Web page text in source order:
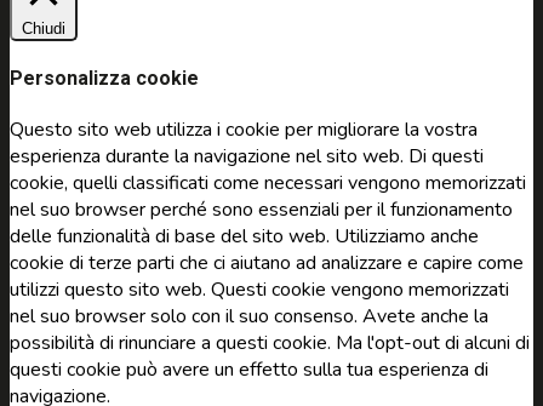
Chiudi
Personalizza cookie
Questo sito web utilizza i cookie per migliorare la vostra
esperienza durante la navigazione nel sito web. Di questi
cookie, quelli classificati come necessari vengono memorizzati
nel suo browser perché sono essenziali per il funzionamento
delle funzionalità di base del sito web. Utilizziamo anche
cookie di terze parti che ci aiutano ad analizzare e capire come
utilizzi questo sito web. Questi cookie vengono memorizzati
nel suo browser solo con il suo consenso. Avete anche la
possibilità di rinunciare a questi cookie. Ma l'opt-out di alcuni di
questi cookie può avere un effetto sulla tua esperienza di
navigazione.